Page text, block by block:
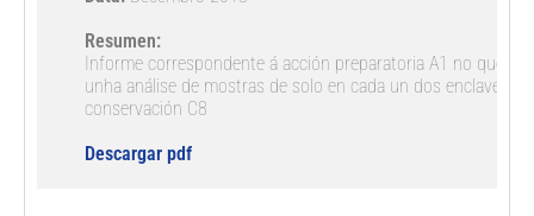
Resumen:
Informe correspondente á acción preparatoria A1 no que
unha análise de mostras de solo en cada un dos enclaves
conservación C8
Descargar pdf